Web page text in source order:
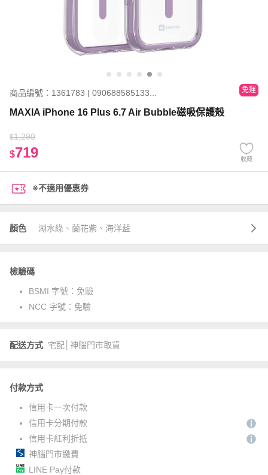
商品編號：1361783 | 090688585133... 免運
MAXIA iPhone 16 Plus 6.7 Air Bubble磁吸保護殼
$1,290
$719 收藏
※不適用優惠券
顏色 湖水綠、蘭花紫、海洋藍
檢驗碼
BSMI 字號： 免驗
NCC 字號： 免驗
配送方式 宅配│神腦門市取貨
付款方式
信用卡一次付款
信用卡分期付款
信用卡紅利折抵
神腦門市繳費
LINE Pay付款